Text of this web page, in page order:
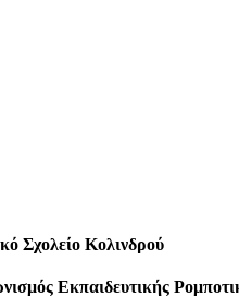
Σχολείο Κολινδρού
Εκπαιδευτικής